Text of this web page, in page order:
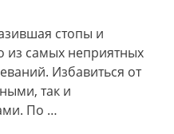
стопы и
из самых неприятных
Избавиться от
так и
По …